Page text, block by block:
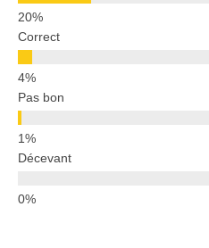
Correct
Pas bon
Décevant